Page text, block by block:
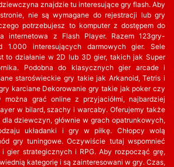
znajdzie tu interesujące gry flash. Aby
nie są wymagane do rejestracji lub gry
potrzebujesz to komputer z dostępem do
internetowa z Flash Player. Razem 123gry-
1.000 interesujących darmowych gier. Sele
to działanie w 2D lub 3D gier, takich jak Super
Podobna do klasycznych gier arcade i
staroświeckie gry takie jak Arkanoid, Tetris i
karciane Dekorowanie gry takie jak poker czy
można grać online z przyjaciółmi, najbardziej
w bilard, szachy i warcaby. Oferujemy także
dziewczyn, głównie w grach opatrunkowych,
układanki i gry w piłkę. Chłopcy wolą
gry tuningowe. Oczywiście tutaj wspomnieć
gier strategicznych i RPG. Aby rozpocząć grę,
kategorię i są zainteresowani w gry. Czas,